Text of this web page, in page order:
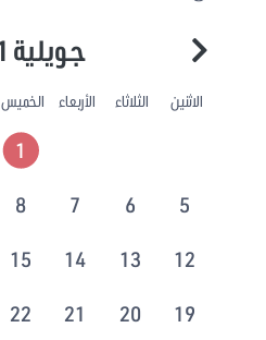
جويلية 2021
الاثنين الثلاثاء الأربعاء الخميس
1
5
6
7
8
12
13
14
15
19
20
21
22